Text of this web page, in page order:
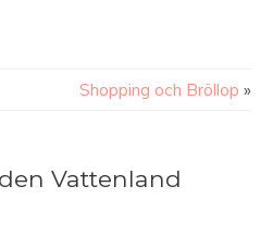
Shopping och Bröllop »
Vattenland